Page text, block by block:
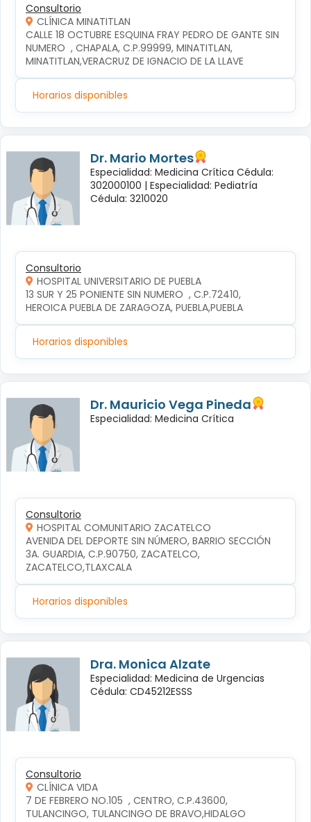
Consultorio
CLÍNICA MINATITLAN
CALLE 18 OCTUBRE ESQUINA FRAY PEDRO DE GANTE SIN
NUMERO  , CHAPALA, C.P.99999, MINATITLAN,
MINATITLAN,VERACRUZ DE IGNACIO DE LA LLAVE
Horarios disponibles
Dr. Mario Mortes
Especialidad: Medicina Crítica Cédula:
302000100 | Especialidad: Pediatría
Cédula: 3210020
Consultorio
HOSPITAL UNIVERSITARIO DE PUEBLA
13 SUR Y 25 PONIENTE SIN NUMERO  , C.P.72410,
HEROICA PUEBLA DE ZARAGOZA, PUEBLA,PUEBLA
Horarios disponibles
Dr. Mauricio Vega Pineda
Especialidad: Medicina Crítica
Consultorio
HOSPITAL COMUNITARIO ZACATELCO
AVENIDA DEL DEPORTE SIN NÚMERO, BARRIO SECCIÓN
3A. GUARDIA, C.P.90750, ZACATELCO,
ZACATELCO,TLAXCALA
Horarios disponibles
Dra. Monica Alzate
Especialidad: Medicina de Urgencias
Cédula: CD45212ESSS
Consultorio
CLÍNICA VIDA
7 DE FEBRERO NO.105  , CENTRO, C.P.43600,
TULANCINGO, TULANCINGO DE BRAVO,HIDALGO